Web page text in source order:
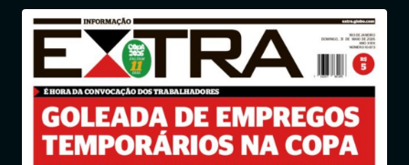
Início
Revistas